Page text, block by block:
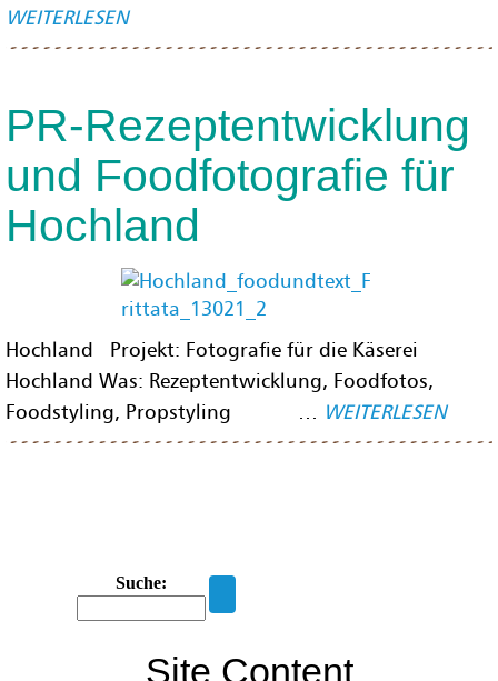
WEITERLESEN
PR-Rezeptentwicklung
und Foodfotografie für
Hochland
Hochland Projekt: Fotografie für die Käserei
Hochland Was: Rezeptentwicklung, Foodfotos,
Foodstyling, Propstyling … WEITERLESEN
Suche:
Site Content